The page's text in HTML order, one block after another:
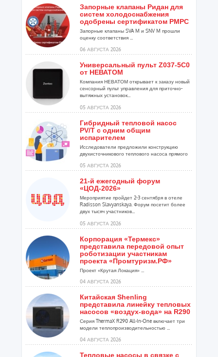
Запорные клапаны Ридан для
систем холодоснабжения
одобрены сертификатом РМРС
Запорные клапаны SVA M и SNV M прошли
оценку соответствия ...
06 АВГУСТА 2026
Универсальный пульт Z037-5C0
от НЕВАТОМ
Компания НЕВАТОМ открывает к заказу новый
сенсорный пульт управления для приточно-
вытяжных установок...
05 АВГУСТА 2026
Гибридный тепловой насос
PV/T с одним общим
испарителем
Исследователи предложили конструкцию
двухисточникового теплового насоса прямого
05 АВГУСТА 2026
21-й ежегодный форум
«ЦОД-2026»
Мероприятие пройдет 2-3 сентября в отеле
Radisson Slavyanskaya. Форум посетит более
двух тысяч участников...
05 АВГУСТА 2026
Корпорация «Термекс»
представила передовой опыт
роботизации участникам
проекта «Промтуризм.РФ»
Проект «Крутая Локация» ...
04 АВГУСТА 2026
Китайская Shenling
представила линейку тепловых
насосов «воздух-вода» на R290
Серия ThermaX R290 All-In-One включает три
модели теплопроизводительностью ...
04 АВГУСТА 2026
Тепловые насосы в связке с